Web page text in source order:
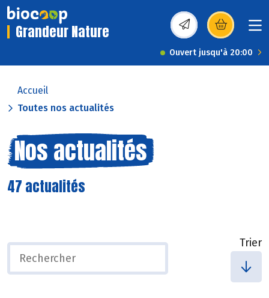
Grandeur Nature (s’ouvre dans une
Ouvert jusqu'à 20:00
Accueil
Toutes nos actualités
Nos actualités
47 actualités
Trier